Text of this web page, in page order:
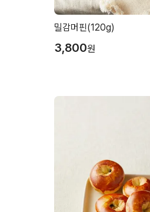
밀감머핀(120g)
3,800원